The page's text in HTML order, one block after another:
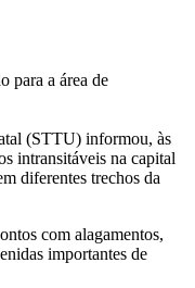
para a área de
(STTU) informou, às
intransitáveis na capital
diferentes trechos da
com alagamentos,
importantes de